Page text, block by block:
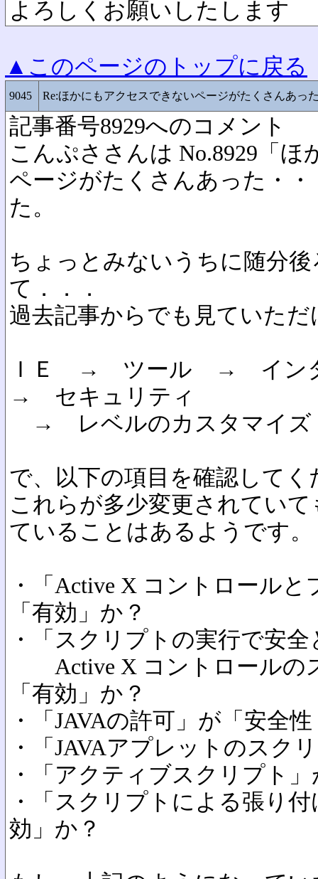
よろしくお願いしたします
▲このページのトップに戻る
9045 Re:ほかにもアクセスできないページがたくさんあっ
記事番号8929へのコメント
こんぷささんは No.8929「
ページがたくさんあった・
た。
ちょっとみないうちに随分
て．．．
過去記事からでも見ていた
ＩＥ → ツール → イン
→ セキュリティ
→ レベルのカスタマイズ
で、以下の項目を確認してく
これらが多少変更されてい
ていることはあるようです。
・「Active X コントロール
「有効」か？
・「スクリプトの実行で安
Active X コントロールの
「有効」か？
・「JAVAの許可」が「安全
・「JAVAアプレットのスク
・「アクティブスクリプト
・「スクリプトによる張り
効」か？